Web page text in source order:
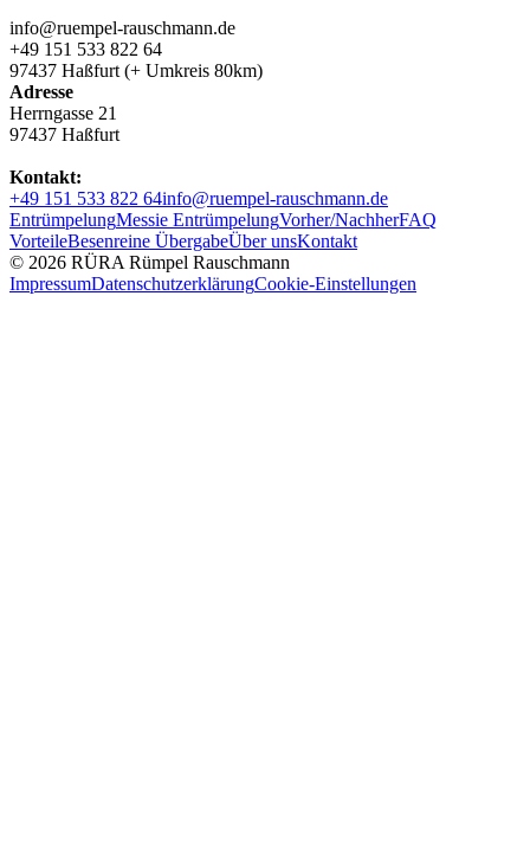
info@ruempel-rauschmann.de
+49 151 533 822 64
97437 Haßfurt (+ Umkreis 80km)
Adresse
Herrngasse 21
97437 Haßfurt
Kontakt:
+49 151 533 822 64info@ruempel-rauschmann.de
EntrümpelungMessie EntrümpelungVorher/NachherFAQ
VorteileBesenreine ÜbergabeÜber unsKontakt
© 2026 RÜRA Rümpel Rauschmann
ImpressumDatenschutzerklärungCookie-Einstellungen